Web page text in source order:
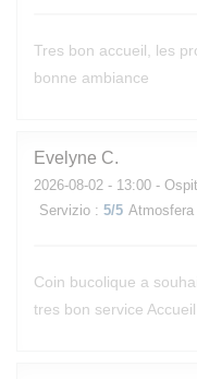
Tres bon accueil, les
bonne ambiance
Evelyne C
2026-08-02 - 13:00 -
Servizio : 5/5 Atmosfera
Coin bucolique a
tres bon service